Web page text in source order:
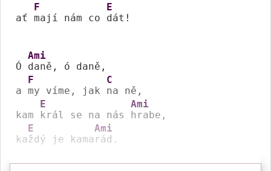
ať
F
mají nám co
E
dát!
Ó
Ami
daně, ó daně,
a
F
my víme, jak
C
na ně,
kam
E
král se na nás
Ami
hrabe,
ka
E
ždý je kama
Ami
rád.